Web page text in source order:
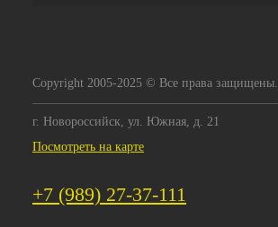
Copyright 2005-2025 © Все права защищены.
г. Новороссийск, ул. Южная, д. 21
Посмотреть на карте
+7 (989) 27-37-111